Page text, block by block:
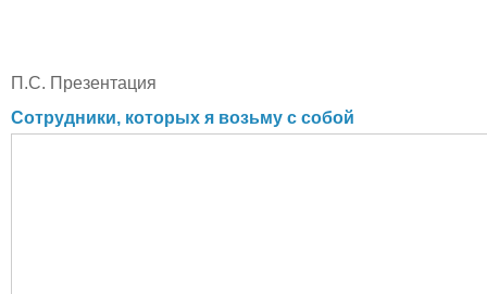
П.С. Презентация
Сотрудники, которых я возьму с собой